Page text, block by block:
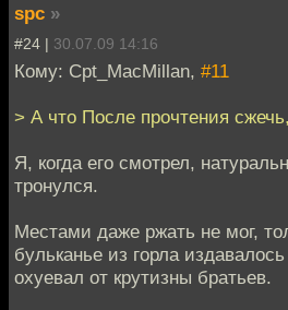
spc »
#24 | 30.07.09 14:16
Кому: Cpt_MacMillan, #11
> А что После прочтения
Я, когда его смотрел,
тронулся.
Местами даже ржать не мог,
бульканье из горла
охуевал от крутизны братьев.